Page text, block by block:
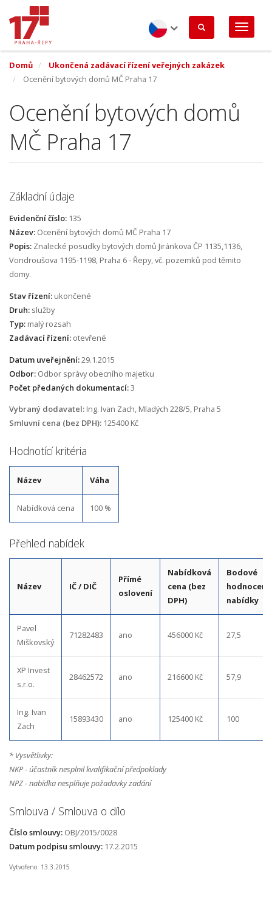
hlavnímu
obsahu
Czech
Domů
Ukončená zadávací řízení veřejných zakázek
Ocenění bytových domů MČ Praha 17
Ocenění bytových domů
MČ Praha 17
Základní údaje
Evidenční číslo: 135
Název: Ocenění bytových domů MČ Praha 17
Popis: Znalecké posudky bytových domů Jiránkova ČP 1135,1136,
Vondroušova 1195-1198, Praha 6 - Řepy, vč. pozemků pod těmito
domy.
Stav řízení: ukončené
Druh: služby
Typ: malý rozsah
Zadávací řízení: otevřené
Datum uveřejnění:29.1.2015
Odbor: Odbor správy obecního majetku
Počet předaných dokumentací:3
Vybraný dodavatel: Ing. Ivan Zach, Mladých 228/5, Praha 5
Smluvní cena (bez DPH): 125400 Kč
Hodnotící kritéria
Název Váha
Nabídková cena 100 %
Přehled nabídek
Název IČ / DIČ
Přímé
oslovení
Nabídková
cena (bez
DPH)
Bodové
hodnocení
nabídky
Pavel
Miškovský
71282483 ano 456000 Kč 27,5
XP Invest
s.r.o.
28462572 ano 216600 Kč 57,9
Ing. Ivan
Zach
15893430 ano 125400 Kč 100
* Vysvětlivky:
NKP - účastník nesplnil kvalifikační předpoklady
NPZ - nabídka nesplňuje požadavky zadání
Smlouva / Smlouva o dílo
Číslo smlouvy: OBJ/2015/0028
Datum podpisu smlouvy: 17.2.2015
Vytvořeno: 13.3.2015